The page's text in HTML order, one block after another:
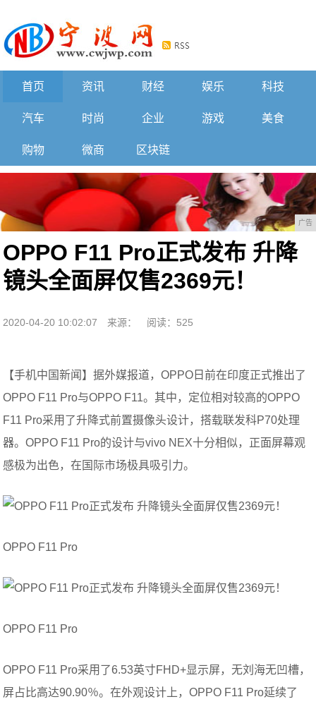
首页 资讯 财经 娱乐 科技
汽车 时尚 企业 游戏 美食
购物 微商 区块链
广告
OPPO F11 Pro正式发布 升降
镜头全面屏仅售2369元！
2020-04-20 10:02:07 来源： 阅读：525
【手机中国新闻】据外媒报道，OPPO日前在印度正式推出了
OPPO F11 Pro与OPPO F11。其中，定位相对较高的OPPO
F11 Pro采用了升降式前置摄像头设计，搭载联发科P70处理
器。OPPO F11 Pro的设计与vivo NEX十分相似，正面屏幕观
感极为出色，在国际市场极具吸引力。
OPPO F11 Pro
OPPO F11 Pro
OPPO F11 Pro采用了6.53英寸FHD+显示屏，无刘海无凹槽，
屏占比高达90.90％。在外观设计上，OPPO F11 Pro延续了